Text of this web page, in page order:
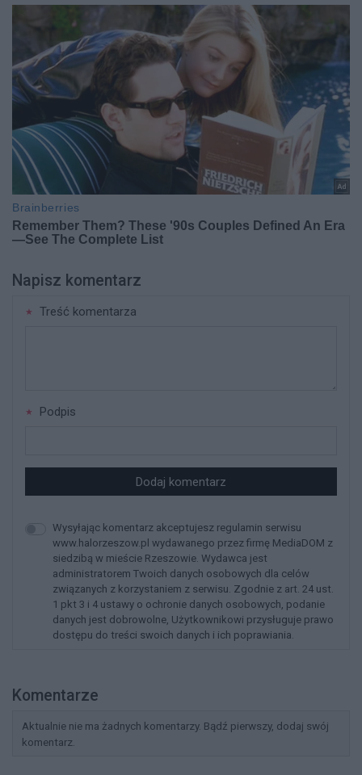
Napisz komentarz
Treść komentarza
Podpis
Dodaj komentarz
Wysyłając komentarz akceptujesz regulamin serwisu
www.halorzeszow.pl wydawanego przez firmę MediaDOM z
siedzibą w mieście Rzeszowie. Wydawca jest
administratorem Twoich danych osobowych dla celów
związanych z korzystaniem z serwisu. Zgodnie z art. 24 ust.
1 pkt 3 i 4 ustawy o ochronie danych osobowych, podanie
danych jest dobrowolne, Użytkownikowi przysługuje prawo
dostępu do treści swoich danych i ich poprawiania.
Komentarze
Aktualnie nie ma żadnych komentarzy. Bądź pierwszy, dodaj swój
komentarz.